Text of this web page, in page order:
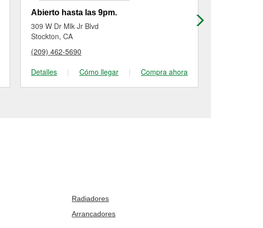
Abierto hasta las 9pm.
309 W Dr Mlk Jr Blvd
Stockton, CA
(209) 462-5690
Detalles
| Cómo llegar | Compra ahora
Radiadores
Arrancadores